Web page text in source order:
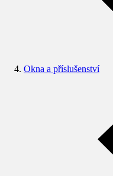
Okna a příslušenství